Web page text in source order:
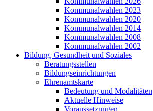
Kommunalwahlen 2023
Kommunalwahlen 2020
Kommunalwahlen 2014
Kommunalwahlen 2008
Kommunalwahlen 2002
Bildung, Gesundheit und Soziales
Beratungsstellen
Bildungseinrichtungen
Ehrenamtskarte
Bedeutung und Modalitäten
Aktuelle Hinweise
Voraussetzungen